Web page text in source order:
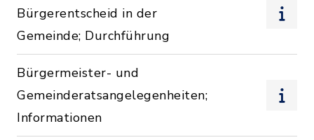
Bürgerentscheid in der
Gemeinde; Durchführung
Bürgermeister- und
Gemeinderatsangelegenheiten;
Informationen